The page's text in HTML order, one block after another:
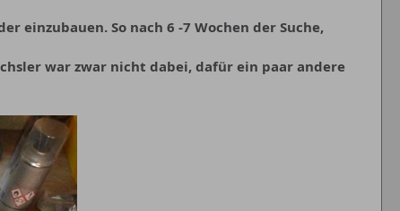
einzubauen. So nach 6 -7 Wochen der Suche,
war zwar nicht dabei, dafür ein paar andere